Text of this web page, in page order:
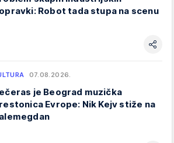
Robot tada stupa na scenu
07.08.2026.
je Beograd muzička
Evrope: Nik Kejv stiže na